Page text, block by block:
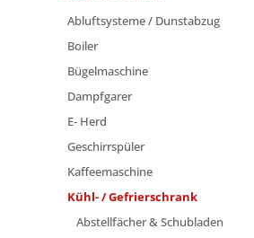
BAUMATIC
BLUESKY
BOMANN
BOSCH
BOSSMATIC
BRUYNZEEL
CANDY
CARRIER
Abluftsysteme / Dunstabzug
Boiler
Bügelmaschine
Dampfgarer
E- Herd
Geschirrspüler
Kaffeemaschine
Kühl- / Gefrierschrank
Abstellfächer & Schubladen